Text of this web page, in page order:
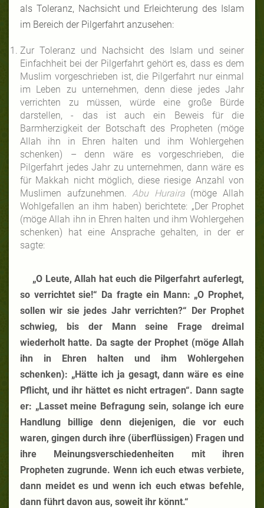
als Toleranz, Nachsicht und Erleichterung des Islam
im Bereich der Pilgerfahrt anzusehen:
Zur Toleranz und Nachsicht des Islam und seiner
Einfachheit bei der Pilgerfahrt gehört es, dass es dem
Muslim vorgeschrieben ist, die Pilgerfahrt nur einmal
im Leben zu unternehmen, denn diese jedes Jahr
verrichten zu müssen, würde eine große Bürde
darstellen, - das ist auch ein Beweis für die
Barmherzigkeit der Botschaft des Propheten (möge
Allah ihn in Ehren halten und ihm Wohlergehen
schenken) – denn wäre es vorgeschrieben, die
Pilgerfahrt jedes Jahr zu unternehmen, dann wäre es
für Makkah nicht möglich, diese riesige Anzahl von
Muslimen aufzunehmen. Abu Huraira(möge Allah
Wohlgefallen an ihm haben) berichtete: „Der Prophet
(möge Allah ihn in Ehren halten und ihm Wohlergehen
schenken) hat eine Ansprache gehalten, in der er
sagte:
„O Leute, Allah hat euch die Pilgerfahrt auferlegt,
so verrichtet sie!“ Da fragte ein Mann: „O Prophet,
sollen wir sie jedes Jahr verrichten?“ Der Prophet
schwieg, bis der Mann seine Frage dreimal
wiederholt hatte. Da sagte der Prophet (möge Allah
ihn in Ehren halten und ihm Wohlergehen
schenken): „Hätte ich ja gesagt, dann wäre es eine
Pflicht, und ihr hättet es nicht ertragen“. Dann sagte
er: „Lasset meine Befragung sein, solange ich eure
Handlung billige denn diejenigen, die vor euch
waren, gingen durch ihre (überflüssigen) Fragen und
ihre Meinungsverschiedenheiten mit ihren
Propheten zugrunde. Wenn ich euch etwas verbiete,
dann meidet es und wenn ich euch etwas befehle,
dann führt davon aus, soweit ihr könnt.“